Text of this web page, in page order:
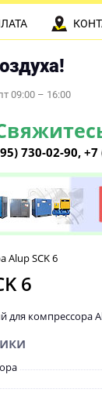
09:00 – 16:00
730-02-90,
Alup SCK 6
6
компрессора